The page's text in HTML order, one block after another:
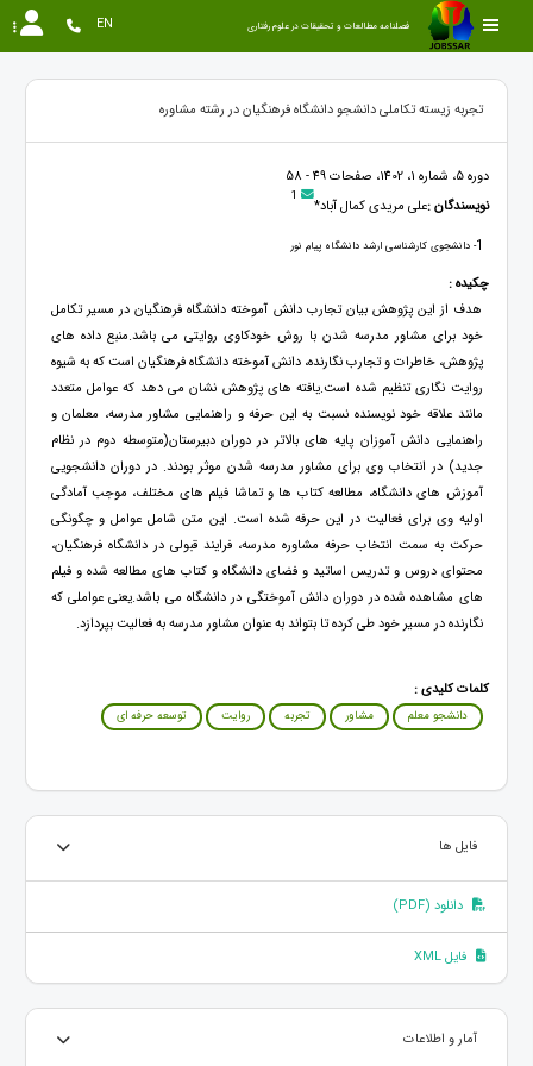
فصلنامه مطالعات و تحقیقات در علوم رفتاری EN
تجربه زیسته تکاملی دانشجو دانشگاه فرهنگیان در رشته مشاوره
دوره 5، شماره 1، 1402، صفحات 49 - 58
نویسندگان :علی مریدی کمال آباد* 1
1- دانشجوی کارشناسی ارشد دانشگاه پیام نور
چکیده :
هدف از این پژوهش بیان تجارب دانش آموخته دانشگاه فرهنگیان در مسیر تکامل
خود برای مشاور مدرسه شدن با روش خودکاوی روایتی می باشد.منبع داده های
پژوهش، خاطرات و تجارب نگارنده، دانش آموخته دانشگاه فرهنگیان است که به شیوه
روایت نگاری تنظیم شده است.یافته های پژوهش نشان می دهد که عوامل متعدد
مانند علاقه خود نویسنده نسبت به این حرفه و راهنمایی مشاور مدرسه، معلمان و
راهنمایی دانش آموزان پایه های بالاتر در دوران دبیرستان(متوسطه دوم در نظام
جدید) در انتخاب وی برای مشاور مدرسه شدن موثر بودند. در دوران دانشجویی
آموزش های دانشگاه، مطالعه کتاب ها و تماشا فیلم های مختلف، موجب آمادگی
اولیه وی برای فعالیت در این حرفه شده است. این متن شامل عوامل و چگونگی
حرکت به سمت انتخاب حرفه مشاوره مدرسه، فرایند قبولی در دانشگاه فرهنگیان،
محتوای دروس و تدریس اساتید و فضای دانشگاه و کتاب های مطالعه شده و فیلم
های مشاهده شده در دوران دانش آموختگی در دانشگاه می باشد.یعنی عواملی که
نگارنده در مسیر خود طی کرده تا بتواند به عنوان مشاور مدرسه به فعالیت بپردازد.
کلمات کلیدی :
دانشجو معلم مشاور تجربه روایت توسعه حرفه ای
فایل ها
دانلود (PDF)
فایل XML
آمار و اطلاعات